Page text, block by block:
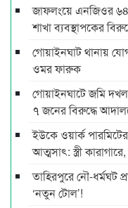
জাফলংয়ে এনজিওর
শাখা ব্যবস্থাপকের
গোয়াইনঘাট থানায়
ওমর ফারুক
গোয়াইনঘাটে জমি
৭ জনের বিরুদ্ধে
ইউকে ওয়ার্ক
আত্মসাৎ: স্ত্রী
তাহিরপুরে নৌ-ধর্মঘট
‘নতুন টোল’!